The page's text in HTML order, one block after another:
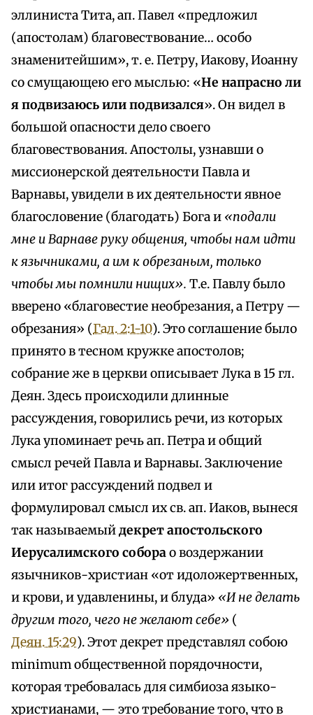
эллиниста Тита, ап. Павел «предложил
(апостолам) благовествование… особо
знаменитейшим», т. е. Петру, Иакову, Иоанну
со смущающею его мыслью: «Не напрасно ли
я подвизаюсь или подвизался». Он видел в
большой опасности дело своего
благовествования. Апостолы, узнавши о
миссионерской деятельности Павла и
Варнавы, увидели в их деятельности явное
благословение (благодать) Бога и «подали
мне и Варнаве руку общения, чтобы нам идти
к язычниками, а им к обрезаным, только
чтобы мы помнили нищих». Т.е. Павлу было
вверено «благовестие необрезания, а Петру —
обрезания» (Гал. 2:1-10). Это соглашение было
принято в тесном кружке апостолов;
собрание же в церкви описывает Лука в 15 гл.
Деян. Здесь происходили длинные
рассуждения, говорились речи, из которых
Лука упоминает речь ап. Петра и общий
смысл речей Павла и Варнавы. Заключение
или итог рассуждений подвел и
формулировал смысл их св. ап. Иаков, вынеся
так называемыйдекрет апостольского
Иерусалимского соборао воздержании
язычников-христиан «от идоложертвенных,
и крови, и удавленины, и блуда» «И не делать
другим того, чего не желают себе» (
Деян. 15:29). Этот декрет представлял собою
minimum общественной порядочности,
которая требовалась для симбиоза языко-
христианами, — это требование того, что в